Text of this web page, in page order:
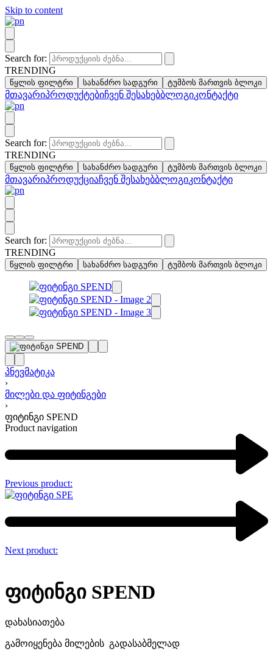
Skip to content
Search for:
TRENDING
წყლის ფილტრი სახანძრო სადგური ტუმბოს მართვის ბლოკი
მთავარიპროდუქტებიჩვენ შესახებბლოგიკონტაქტი
Search for:
TRENDING
წყლის ფილტრი სახანძრო სადგური ტუმბოს მართვის ბლოკი
მთავარიპროდუქციაჩვენ შესახებბლოგიკონტაქტი
Search for:
TRENDING
წყლის ფილტრი სახანძრო სადგური ტუმბოს მართვის ბლოკი
პნევმატიკა
›
მილები და ფიტინგები
›
ფიტინგი SPEND
Product navigation
Previous product:
Next product:
ფიტინგი SPEND
დახასიათება
გამოიყენება მილების გადასაბმელად